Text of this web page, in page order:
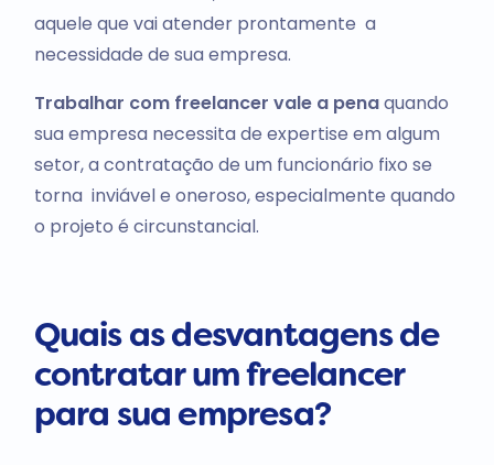
aquele que vai atender prontamente a
necessidade de sua empresa.
Trabalhar com freelancer vale a penaquando
sua empresa necessita de expertise em algum
setor, a contratação de um funcionário fixo se
torna inviável e oneroso, especialmente quando
o projeto é circunstancial.
Quais as desvantagens de
contratar um freelancer
para sua empresa?